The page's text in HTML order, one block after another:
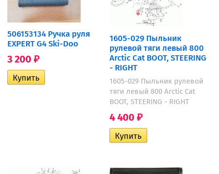
506153134 Ручка руля
EXPERT G4 Ski-Doo
3 200 ₽
1605-029 Пыльник
рулевой тяги левый 800
Arctic Cat BOOT, STEERING
- RIGHT
1605-029 Пыльник рулевой
тяги левый 800 Arctic Cat
BOOT, STEERING - RIGHT
4 400 ₽